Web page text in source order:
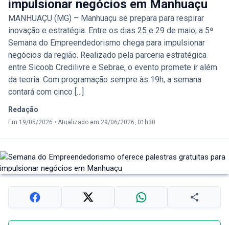
impulsionar negócios em Manhuaçu
MANHUAÇU (MG) – Manhuaçu se prepara para respirar
inovação e estratégia. Entre os dias 25 e 29 de maio, a 5ª
Semana do Empreendedorismo chega para impulsionar
negócios da região. Realizado pela parceria estratégica
entre Sicoob Credilivre e Sebrae, o evento promete ir além
da teoria. Com programação sempre às 19h, a semana
contará com cinco […]
Redação
Em 19/05/2026 • Atualizado em 29/06/2026, 01h30